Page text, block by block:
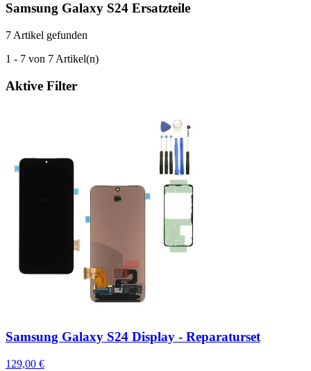
Samsung Galaxy S24 Ersatzteile
7 Artikel gefunden
1 - 7 von 7 Artikel(n)
Aktive Filter
Samsung Galaxy S24 Display - Reparaturset
129,00 €